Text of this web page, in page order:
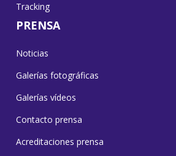
Tracking
PRENSA
Noticias
Galerías fotográficas
Galerías vídeos
Contacto prensa
Acreditaciones prensa